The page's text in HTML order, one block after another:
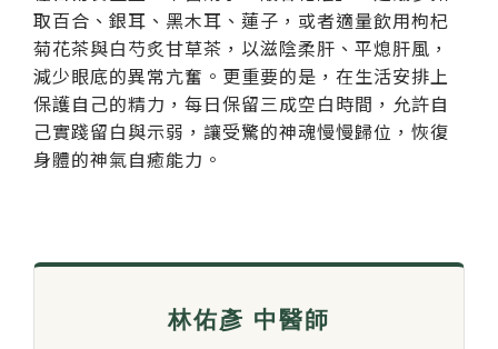
取百合、銀耳、黑木耳、蓮子，或者適量飲用枸杞
菊花茶與白芍炙甘草茶，以滋陰柔肝、平熄肝風，
減少眼底的異常亢奮。更重要的是，在生活安排上
保護自己的精力，每日保留三成空白時間，允許自
己實踐留白與示弱，讓受驚的神魂慢慢歸位，恢復
身體的神氣自癒能力。
林佑彥 中醫師